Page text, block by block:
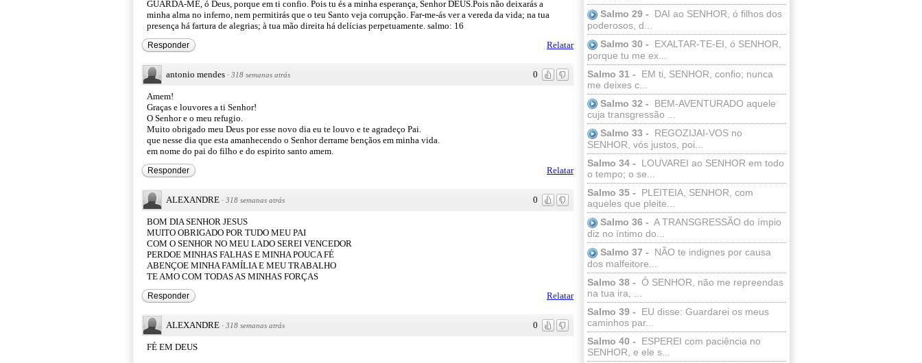
Salmo 29 -
DAI ao SENHOR, ó filhos dos
poderosos, d...
Salmo 30 -
EXALTAR-TE-EI, ó SENHOR,
porque tu me ex...
Salmo 31 -
EM ti, SENHOR, confio; nunca
me deixes c...
Salmo 32 -
BEM-AVENTURADO aquele
cuja transgressão ...
Salmo 33 -
REGOZIJAI-VOS no
SENHOR, vós justos, poi...
Salmo 34 -
LOUVAREI ao SENHOR em todo
o tempo; o se...
Salmo 35 -
PLEITEIA, SENHOR, com
aqueles que pleite...
Salmo 36 - A TRANSGRESSÃO do ímpio
diz no íntimo do...
Salmo 37 -
NÃO te indignes por causa
dos malfeitore...
Salmo 38 - Ó SENHOR, não me repreendas
na tua ira, ...
Salmo 39 -
EU disse: Guardarei os meus
caminhos par...
Salmo 40 -
ESPEREI com paciência no
SENHOR, e ele s...
GUARDA-ME, ó Deus, porque em ti confio. Pois tu és a minha esperança, Senhor DEUS.Pois não deixarás a
minha alma no inferno, nem permitirás que o teu Santo veja corrupção. Far-me-ás ver a vereda da vida; na tua
presença há fartura de alegrias; à tua mão direita há delícias perpetuamente. salmo: 16
Relatar
Responder
0
antonio mendes · 318 semanas atrás
Amem!
Graças e louvores a ti Senhor!
O Senhor e o meu refugio.
Muito obrigado meu Deus por esse novo dia eu te louvo e te agradeço Pai.
que nesse dia que esta amanhecendo o Senhor derrame bençãos em minha vida.
em nome do pai do filho e do espirito santo amem.
Relatar
Responder
0
ALEXANDRE · 318 semanas atrás
BOM DIA SENHOR JESUS
MUITO OBRIGADO POR TUDO MEU PAI
COM O SENHOR NO MEU LADO SEREI VENCEDOR
PERDOE MINHAS FALHAS E MINHA POUCA FÉ
ABENÇOE MINHA FAMÍLIA E MEU TRABALHO
TE AMO COM TODAS AS MINHAS FORÇAS
Relatar
Responder
0
ALEXANDRE · 318 semanas atrás
FÉ EM DEUS